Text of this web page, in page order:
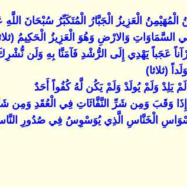
الْعَزِيزُ الْجَبَّارُ الْمُتَكَبِّرُ سُبْحَانَ
السَّمَاوَاتِ وَالارْضِ وَهُوَ الْعَزِيزُ الْحَكِيمُ
عَجَباً يَهْدِي إِلَى الرُّشْدِ فَآمَنَّا بِهِ وَلَن نُّشْرِكَ
(ثلاثا)
يَلِدْ وَلَمْ يُولَدْ وَلَمْ يَكُن لَّهُ كُفُواً أَحَدٌ
وَقَبَ وَمِن شَرِّ النَّفَّاثَاتِ فِي الْعُقَدِ وَمِن
الْخَنَّاسِ الَّذِي يُوَسْوِسُ فِي صُدُورِ